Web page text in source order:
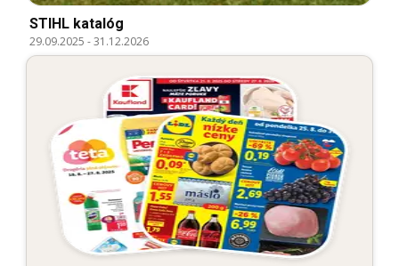
STIHL katalóg
29.09.2025 -31.12.2026